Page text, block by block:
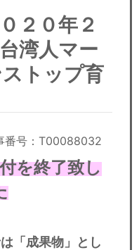
２０年２
湾人マー
トップ育
番号：T00088032
を終了致し
「成果物」とし